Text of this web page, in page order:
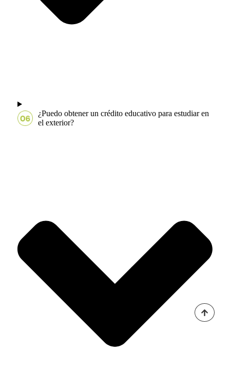
¿Puedo obtener un crédito educativo para estudiar en
el exterior?